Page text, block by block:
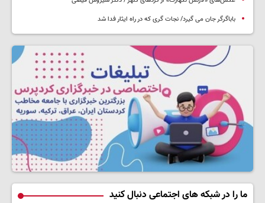
باباگرگر جان می گیرد/ نجات گری که در راه ایثار فدا شد
ما را در شبکه های اجتماعی دنبال کنید